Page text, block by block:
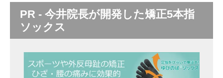
PR - 今井院長が開発した矯正5本指
ソックス